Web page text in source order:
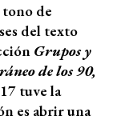
de
del texto
Grupos y
de los 90,
tuve la
es abrir una